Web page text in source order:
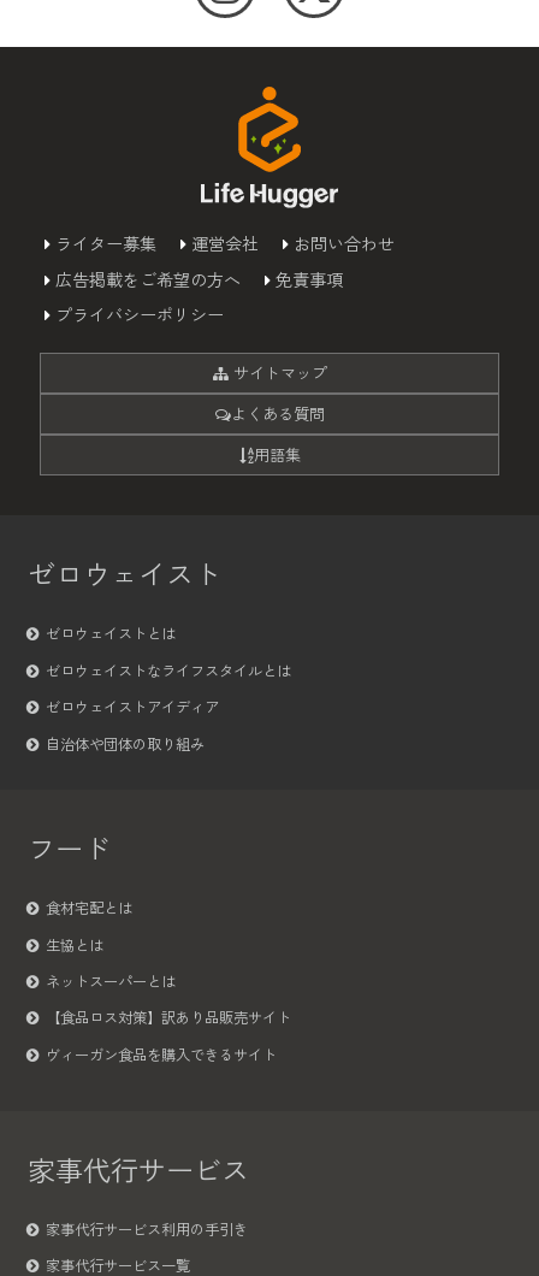
ライター募集 運営会社
お問い合わせ
広告掲載をご希望の方へ
免責事項
プライバシーポリシー
サイトマップ
よくある質問
用語集
ゼロウェイスト
ゼロウェイストとは
ゼロウェイストなライフスタイルとは
ゼロウェイストアイディア
自治体や団体の取り組み
フード
食材宅配とは
生協とは
ネットスーパーとは
【食品ロス対策】訳あり品販売サイト
ヴィーガン食品を購入できるサイト
家事代行サービス
家事代行サービス利用の手引き
家事代行サービス一覧